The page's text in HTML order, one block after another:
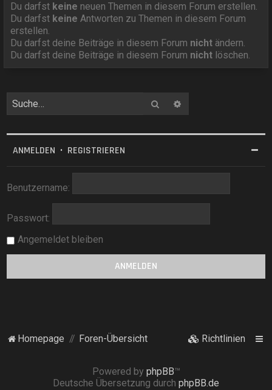
Du darfst keine neuen Themen in diesem Forum erstellen.
Du darfst keine Antworten zu Themen in diesem Forum
erstellen.
Du darfst deine Beiträge in diesem Forum nicht ändern.
Du darfst deine Beiträge in diesem Forum nicht löschen.
Suche
ANMELDEN • REGISTRIEREN
Benutzername:
Passwort:
Angemeldet bleiben
Homepage Foren-Übersicht Richtlinien
Powered by phpBB™
Deutsche Übersetzung durch phpBB.de